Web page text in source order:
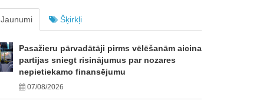
Jaunumi Šķirkļi
Pasažieru pārvadātāji pirms vēlēšanām aicina
partijas sniegt risinājumus par nozares
nepietiekamo finansējumu
07/08/2026